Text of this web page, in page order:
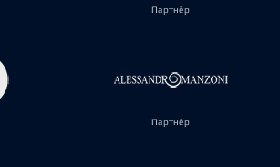
Партнёр
Партнёр